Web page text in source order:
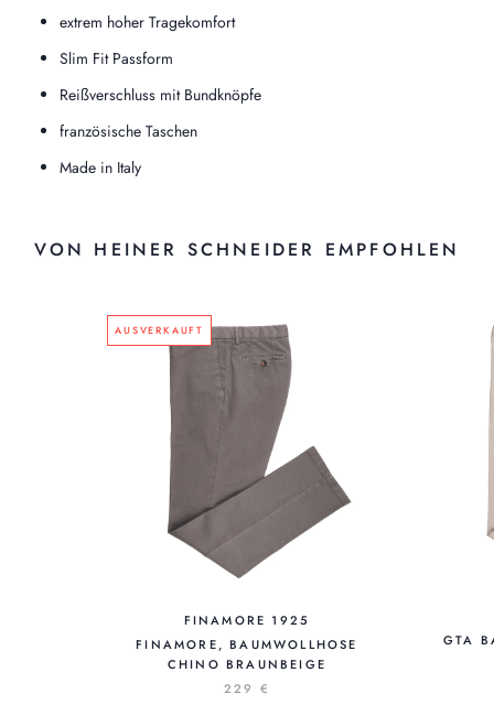
extrem hoher Tragekomfort
Slim Fit Passform
Reißverschluss mit Bundknöpfe
französische Taschen
Made in Italy
VON HEINER SCHNEIDER EMPFOHLEN
AUSVERKAUFT
FINAMORE 1925
FINAMORE, BAUMWOLLHOSE
CHINO BRAUNBEIGE
229 €
GTA